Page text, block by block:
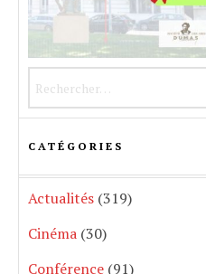
CATÉGORIES
Actualités (319)
Cinéma (30)
Conférence (91)